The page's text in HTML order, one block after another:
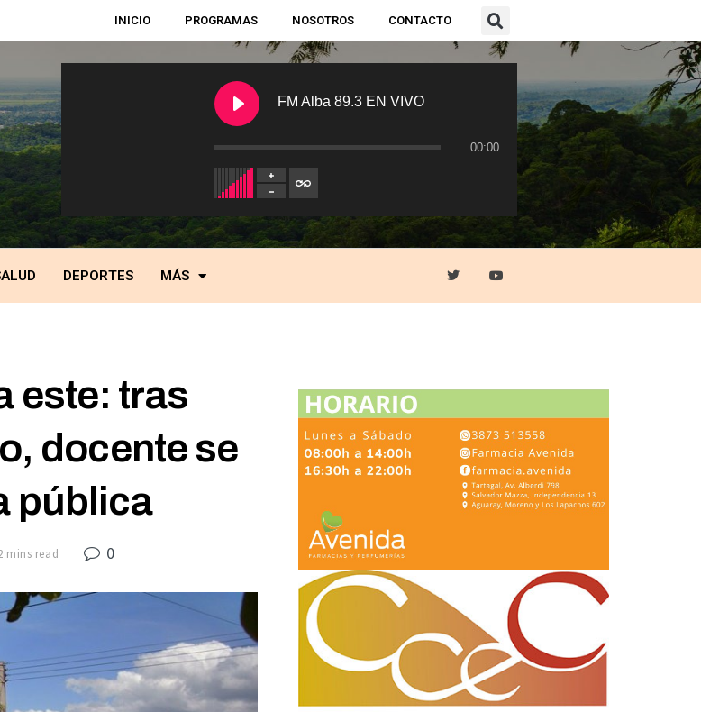
INICIO PROGRAMAS NOSOTROS CONTACTO
FM Alba 89.3 EN VIVO
00:00
DEPORTES MÁS
este: tras
docente se
pública
mins read 0